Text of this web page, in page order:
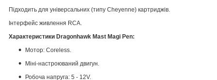
Підходить для універсальних (типу Cheyenne) картриджів.
Інтерфейс живлення RCA.
Характеристики Dragonhawk Mast Magi Pen:
Мотор: Coreless.
Міні-настроюваний двигун.
Робоча напруга: 5 - 12V.